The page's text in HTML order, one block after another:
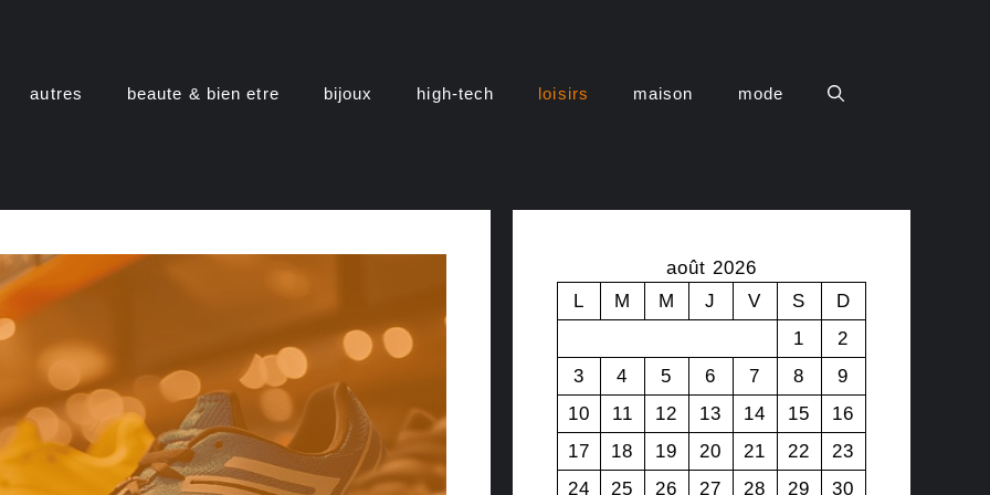
autres beaute & bien etre bijoux high-tech loisirs maison mode
août 2026
L
M M J V S
D
1
2
3
4 5 6 7 8
9
10
11 12 13 14 15
16
17
18 19 20 21 22
23
24
25 26 27 28 29
30